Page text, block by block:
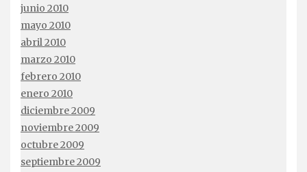
junio 2010
mayo 2010
abril 2010
marzo 2010
febrero 2010
enero 2010
diciembre 2009
noviembre 2009
octubre 2009
septiembre 2009